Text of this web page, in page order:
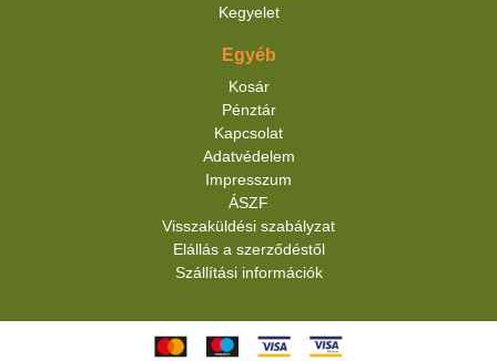
Kegyelet
Egyéb
Kosár
Pénztár
Kapcsolat
Adatvédelem
Impresszum
ÁSZF
Visszaküldési szabályzat
Elállás a szerződéstől
Szállítási információk